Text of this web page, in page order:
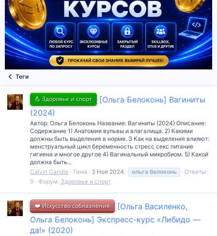
Теги
💪 Здоровье и спорт
[Ольга Белоконь] Вагиниты
(2024)
Автор: Ольга Белоконь Название: Вагиниты (2024) Описание:
Содержание 1) Анатомия вульвы и влагалища. 2) Какими
должны быть выделения в норме. 3 Как на выделения влияют:
менструальный цикл беременность стресс секс питание
гигиена и многое другое 4) Вагинальный микробиом. 5) Какой
должна быть...
Calvin Candie Тема 3 Ноя 2024 ольга белоконь
Ответы:
0
Форум: Здоровье и спорт
❤️ Искусство соблазнения
[Ольга Василенко,
Ольга Белоконь] Экспресс-курс «Либидо —
да!» (2020)